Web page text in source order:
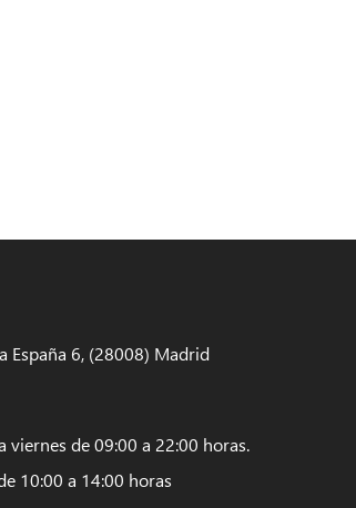
España 6, (28008) Madrid
viernes de 09:00 a 22:00 horas.
10:00 a 14:00 horas